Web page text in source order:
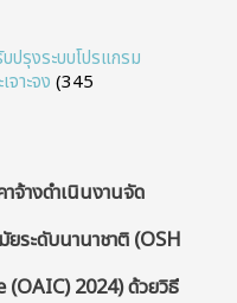
ปรุงระบบโปรแกรม
จาะจง (345
จ้างดำเนินงานจัด
ระดับนานาชาติ (OSH
2024) ด้วยวิธี